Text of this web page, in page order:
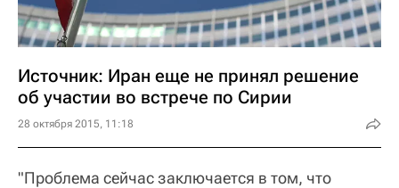
Источник: Иран еще не принял решение
об участии во встрече по Сирии
28 октября 2015, 11:18
"Проблема сейчас заключается в том, что